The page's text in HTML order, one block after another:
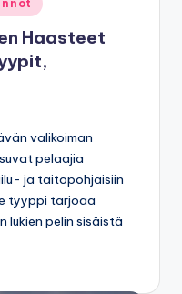
Haasteet
valikoiman
pelaajia
ja taitopohjaisiin
tyyppi tarjoaa
lukien pelin sisäistä